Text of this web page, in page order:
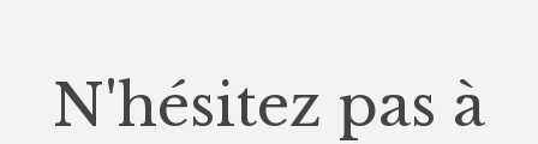
N'hésitez pas à